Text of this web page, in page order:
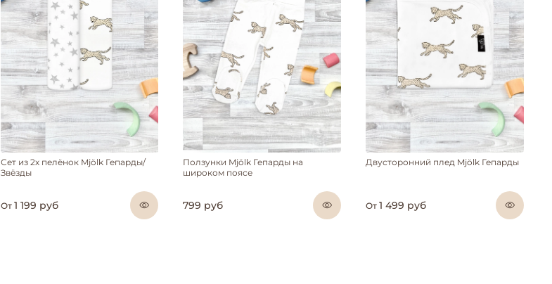
Сет из 2х пелёнок Mjölk Гепарды/
Звёзды
От 1 199 руб
Ползунки Mjölk Гепарды на
широком поясе
799 руб
Двусторонний плед Mjölk Гепарды
От 1 499 руб